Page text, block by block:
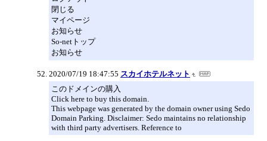
閉じる
マイページ
お知らせ
So-netトップ
お知らせ
2020/07/19 18:47:55 スカイホテルネット
このドメインの購入
Click here to buy this domain.
This webpage was generated by the domain owner using Sedo
Domain Parking. Disclaimer: Sedo maintains no relationship
with third party advertisers. Reference to